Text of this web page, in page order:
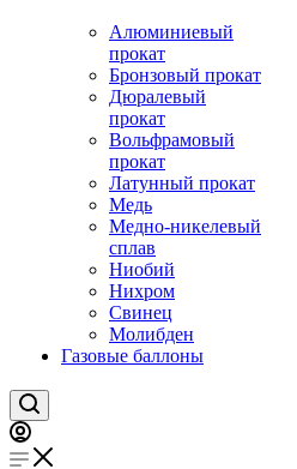
Алюминиевый
прокат
Бронзовый прокат
Дюралевый
прокат
Вольфрамовый
прокат
Латунный прокат
Медь
Медно-никелевый
сплав
Ниобий
Нихром
Свинец
Молибден
Газовые баллоны